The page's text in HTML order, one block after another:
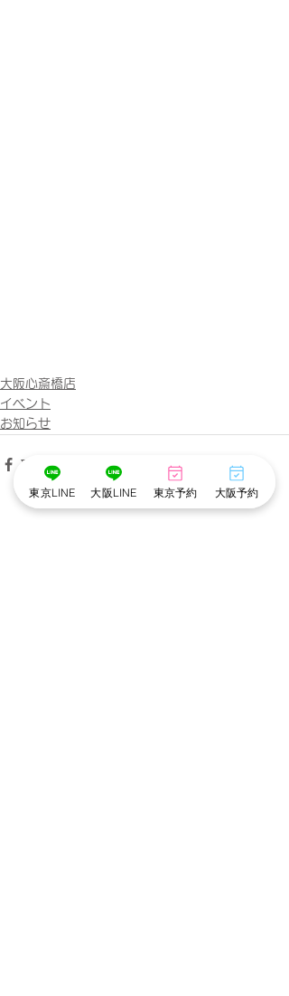
大阪心斎橋店
イベント
お知らせ
東京LINE 大阪LINE 東京予約 大阪予約